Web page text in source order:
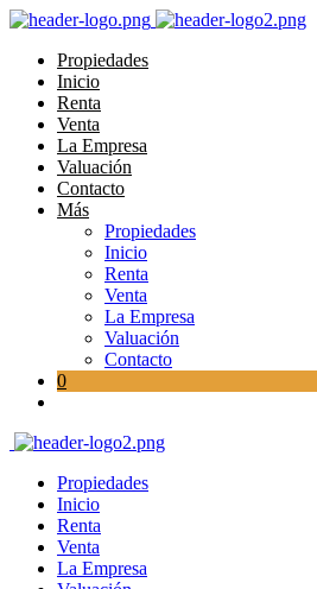
Propiedades
Inicio
Renta
Venta
La Empresa
Valuación
Contacto
Más
Propiedades
Inicio
Renta
Venta
La Empresa
Valuación
Contacto
0
Propiedades
Inicio
Renta
Venta
La Empresa